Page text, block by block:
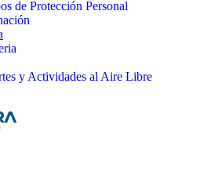
de Protección Personal
y Actividades al Aire Libre